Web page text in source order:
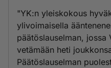
"YK:n yleiskokous
ylivoimaisella
päätöslauselman, jossa
vetämään heti
Päätöslauselman